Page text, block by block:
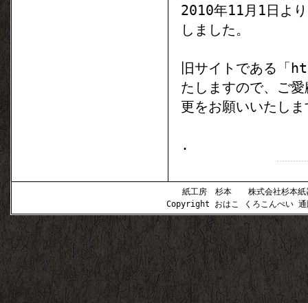
2010年11月1日よ
しました。
旧サイトである
たしますので、ご
更をお願いいたしま
.
紙工房 杉本 株式会社杉本紙
Copyright おはこ くろこんぺい